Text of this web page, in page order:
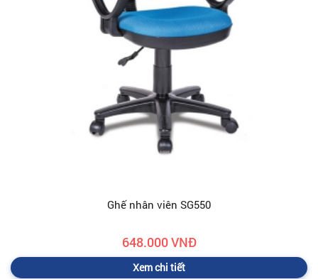
Ghế nhân viên SG550
648.000 VNĐ
Xem chi tiết